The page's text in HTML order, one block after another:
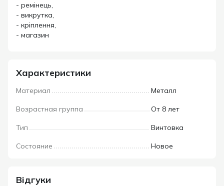
- ремінець,
- викрутка,
- кріплення,
- магазин
Характеристики
Материал Металл
Возрастная группа От 8 лет
Тип Винтовка
Состояние Новое
Відгуки